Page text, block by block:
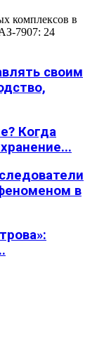
комплексов в
7907: 24
своим
Когда
в